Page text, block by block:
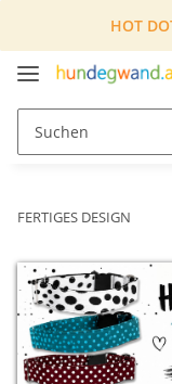
HOT
FERTIGES DESIGN